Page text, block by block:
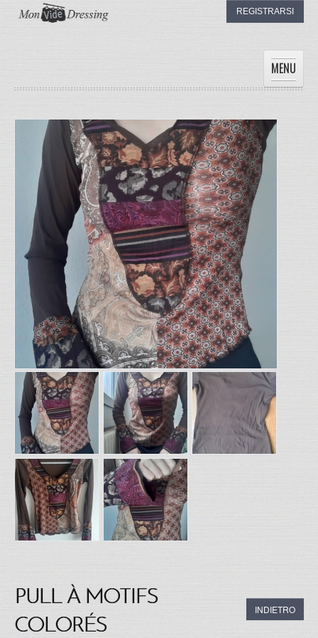
MENU
DONNE
UOMINI
BAMBINI
I DRESSING
IL MIO DRESSING
REGISTRARSI
INDIETRO
PULL À MOTIFS
COLORÉS